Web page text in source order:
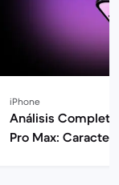
iPhone
Análisis Completo
Pro Max: